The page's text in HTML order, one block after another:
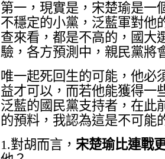
第一，現實是，宋楚瑜是一
不穩定的小黨，泛藍軍對他
查來看，都是不高的，國大
驗，各方預測中，親民黨將
唯一起死回生的可能，他必
益才可以，而若他能獲得一
泛藍的國民黨支持者，在此
的預料，我認為這是不可能
1.對胡而言， 宋楚瑜比連戰